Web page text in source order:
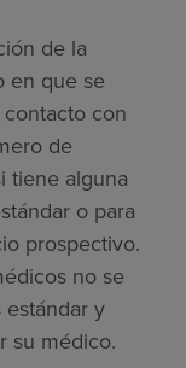
de la
en que se
con
de
tiene alguna
o para
prospectivo.
no se
y
su médico.